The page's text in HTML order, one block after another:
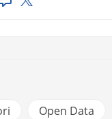
Open Data